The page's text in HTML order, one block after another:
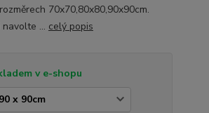
70x70,80x80,90x90cm.
navolte ... celý popis
v e-shopu